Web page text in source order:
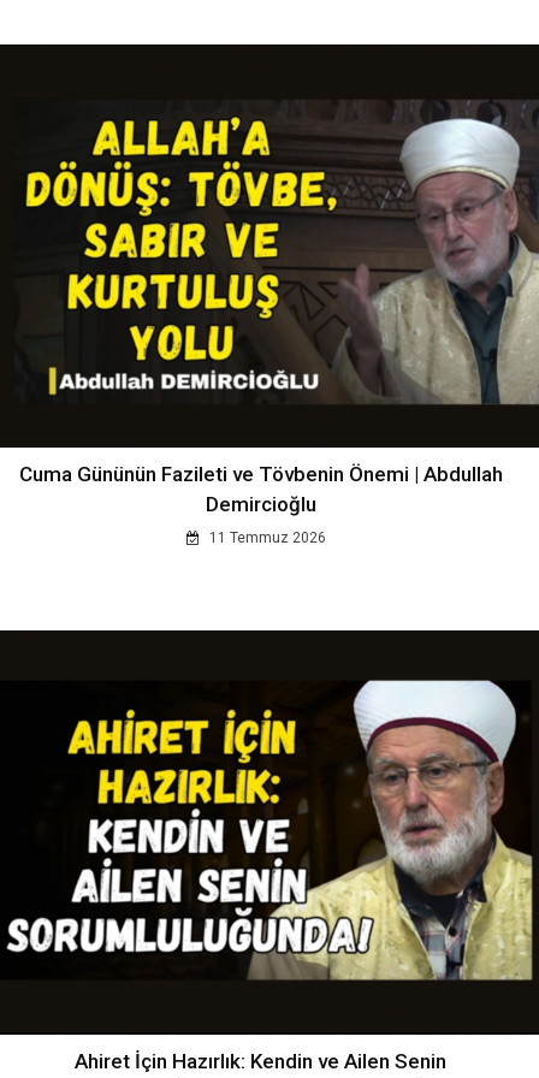
Cuma Gününün Fazileti ve Tövbenin Önemi | Abdullah
Demircioğlu
11 Temmuz 2026
Ahiret İçin Hazırlık: Kendin ve Ailen Senin